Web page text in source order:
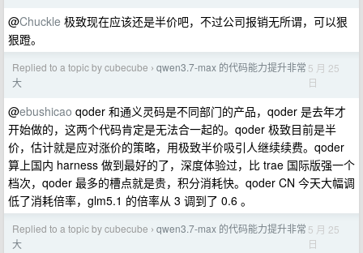
@Chuckle 极致现在应该还是半价吧，不过公司报销无所谓，可以狠
狠蹬。
Replied to a topic by cubecube › qwen3.7-max 的代码能力提升非常
大
5 月 25
日
@ebushicao qoder 和通义灵码是不同部门的产品，qoder 是去年才
开始做的，这两个代码肯定是无法合一起的。qoder 极致目前是半
价，估计就是应对涨价的策略，用极致半价吸引人继续续费。qoder
算上国内 harness 做到最好的了，深度体验过，比 trae 国际版强一个
档次，qoder 最多的槽点就是贵，积分消耗快。qoder CN 今天大幅调
低了消耗倍率，glm5.1 的倍率从 3 调到了 0.6 。
Replied to a topic by cubecube › qwen3.7-max 的代码能力提升非常
大
5 月 25
日